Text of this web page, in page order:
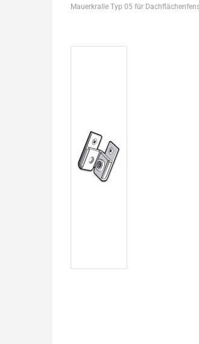
Mauerkralle Typ 05 für